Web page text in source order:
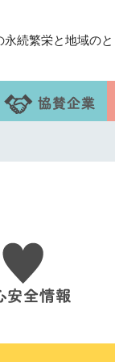
永続繁栄と地域の